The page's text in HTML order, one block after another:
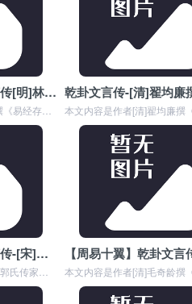
【周易十翼】乾卦文言传[明]林希元撰《易经存疑•卷一》
【周易十翼】乾卦文言传-[宋]郭雍撰《郭氏传家易说•卷一》